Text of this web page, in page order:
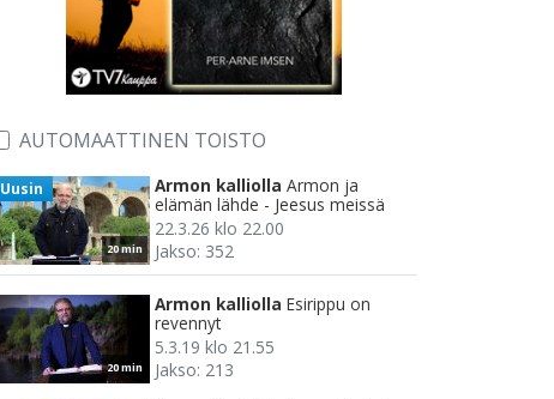
AUTOMAATTINEN TOISTO
20 min
Uusin Armon kalliolla Armon ja
elämän lähde - Jeesus meissä
22.3.26 klo 22.00
Jakso: 352
20 min
Armon kalliolla Esirippu on
revennyt
5.3.19 klo 21.55
Jakso: 213